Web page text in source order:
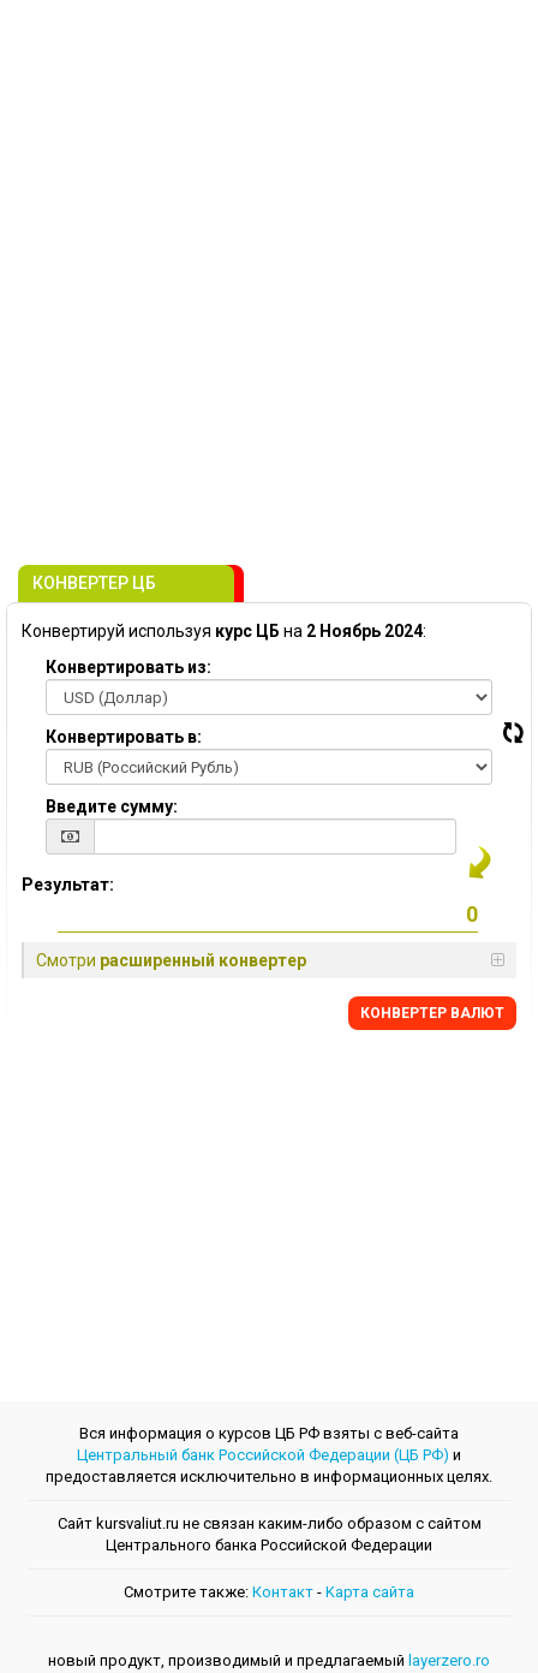
КОНВЕРТЕР ЦБ
Конвертируй используя курс ЦБ на 2 Ноябрь 2024:
Конвертировать из:
Конвертировать в:
Введите сумму:
Результат:
Смотри расширенный конвертер
КОНВЕРТЕР ВАЛЮТ
Вся информация о курсов ЦБ РФ взяты с веб-сайта
Центральный банк Российской Федерации (ЦБ РФ) и
предоставляется исключительно в информационных целях.
Сайт kursvaliut.ru не связан каким-либо образом с сайтом
Центрального банкa Российской Федерации
Смотрите также: Контакт - Kарта сайта
новый продукт, производимый и предлагаемый layerzero.ro